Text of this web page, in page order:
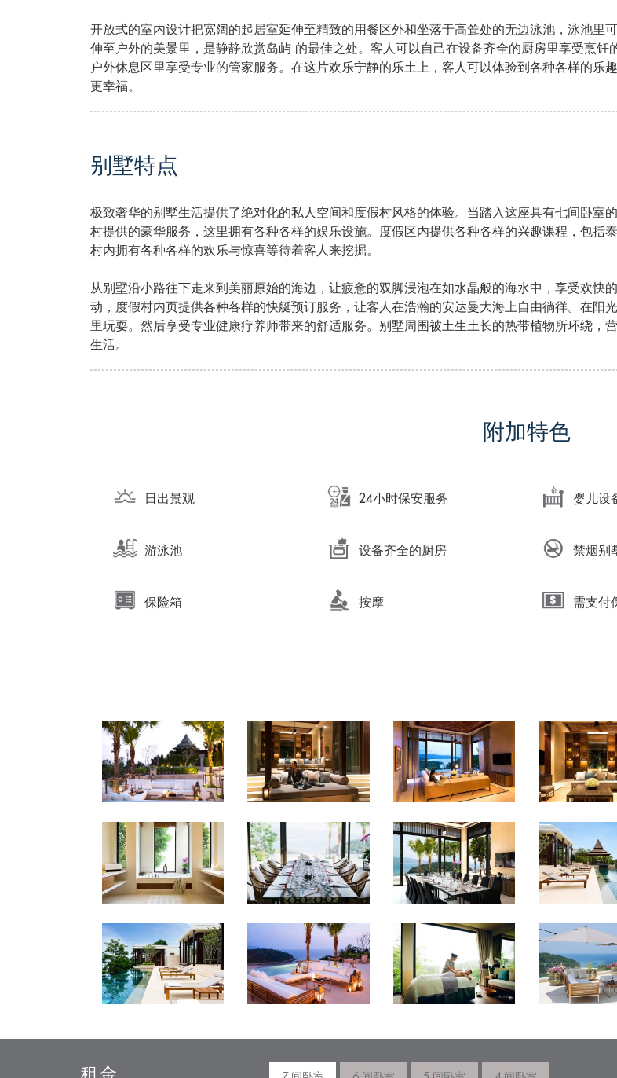
开放式的室内设计把宽阔的起居室延伸至精致的用餐区外和坐落于高耸处的无边泳池，泳池里
伸至户外的美景里，是静静欣赏岛屿 的最佳之处。客人可以自己在设备齐全的厨房里享受烹
户外休息区里享受专业的管家服务。在这片欢乐宁静的乐土上，客人可以体验到各种各样的
更幸福。
别墅特点
极致奢华的别墅生活提供了绝对化的私人空间和度假村风格的体验。当踏入这座具有七间卧室
村提供的豪华服务，这里拥有各种各样的娱乐设施。度假区内提供各种各样的兴趣课程，包括
村内拥有各种各样的欢乐与惊喜等待着客人来挖掘。
从别墅沿小路往下走来到美丽原始的海边，让疲惫的双脚浸泡在如水晶般的海水中，享受欢快
动，度假村内页提供各种各样的快艇预订服务，让客人在浩瀚的安达曼大海上自由徜徉。在阳
里玩耍。然后享受专业健康疗养师带来的舒适服务。别墅周围被土生土长的热带植物所环绕，
生活。
附加特色
日出景观 24小时保安服务 婴儿设
游泳池 设备齐全的厨房 禁烟别
保险箱 按摩 需支付
租金